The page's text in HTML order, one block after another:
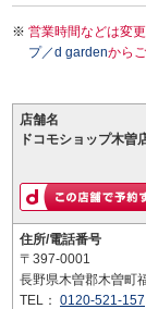
営業時間などは変
プ／d gardenから
店舗名
ドコモショップ木曽
住所/電話番号
〒397-0001
長野県木曽郡木曽町
TEL： 0120-521-157